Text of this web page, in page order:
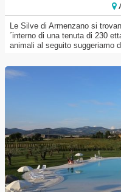
Le Silve di Armenzano si
´interno di una tenuta di 230
animali al seguito suggeriamo